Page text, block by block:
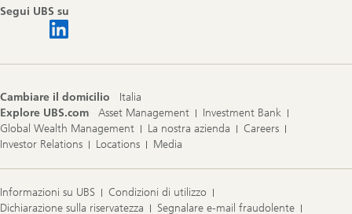
Segui UBS su
Cambiare il domicilio
Italia
Explore UBS.com
Asset Management
Investment Bank
Global Wealth Management
La nostra azienda
Careers
Investor Relations
Locations Media
Informazioni su UBS
Condizioni di utilizzo
Dichiarazione sulla riservatezza
Segnalare e-mail fraudolente